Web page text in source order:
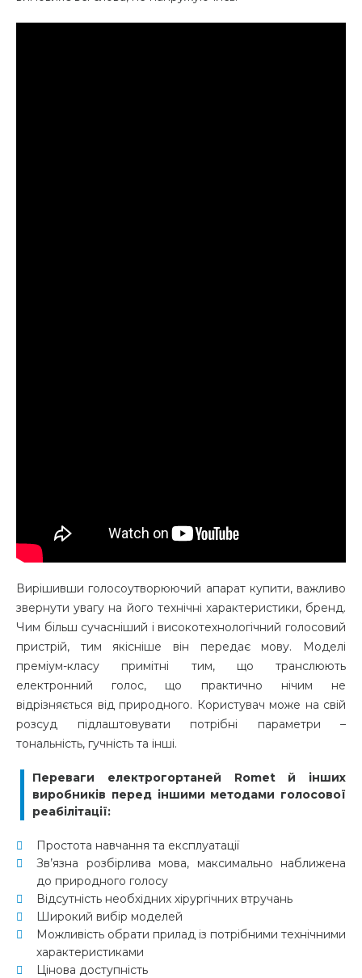
Вирішивши голосоутворюючий апарат купити, важливо
звернути увагу на його технічні характеристики, бренд.
Чим більш сучасніший і високотехнологічний голосовий
пристрій, тим якісніше він передає мову. Моделі
преміум-класу примітні тим, що транслюють
електронний голос, що практично нічим не
відрізняється від природного. Користувач може на свій
розсуд підлаштовувати потрібні параметри –
тональність, гучність та інші.
Переваги електрогортаней Romet й інших
виробників перед іншими методами голосової
реабілітації:
Простота навчання та експлуатації
Зв’язна розбірлива мова, максимально наближена
до природного голосу
Відсутність необхідних хірургічних втручань
Широкий вибір моделей
Можливість обрати прилад із потрібними технічними
характеристиками
Цінова доступність